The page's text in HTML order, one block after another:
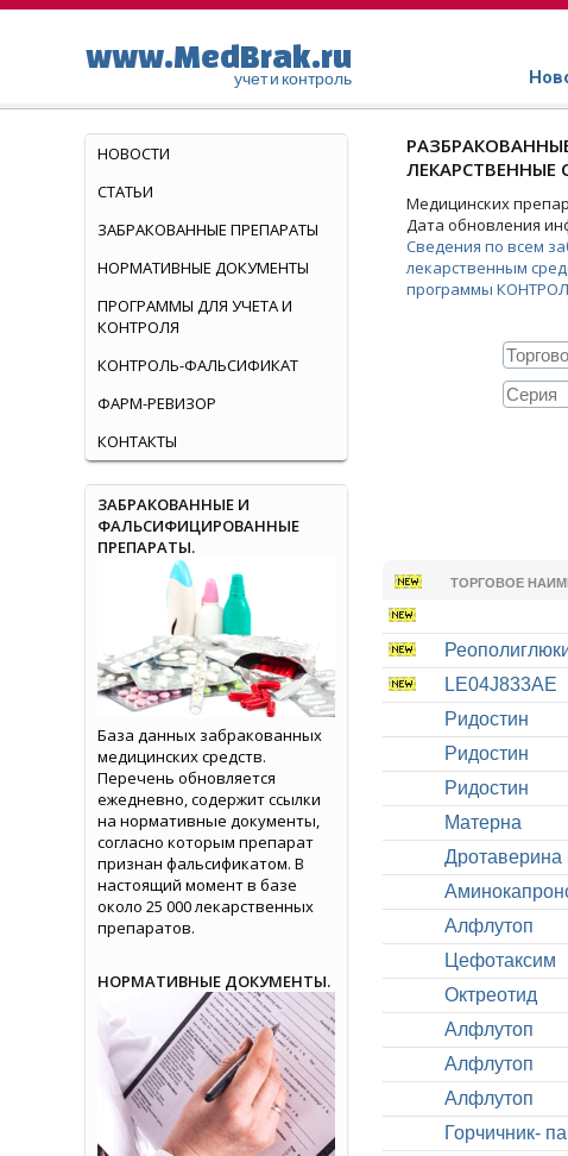
www.MedBrak.ru
учет и контроль
ЛЕКАРСТВЕННЫЕ
Медицинских
Дата обновления
Сведения по всем
лекарственным
программы
ТОРГОВОЕ
LE04J833AE
Ридостин
Ридостин
Ридостин
Матерна
Дротаверина
Алфлутоп
Цефотаксим
Октреотид
Алфлутоп
Алфлутоп
Алфлутоп
Горчичник-
НОВОСТИ
СТАТЬИ
ЗАБРАКОВАННЫЕ ПРЕПАРАТЫ
НОРМАТИВНЫЕ ДОКУМЕНТЫ
ПРОГРАММЫ ДЛЯ УЧЕТА И
КОНТРОЛЯ
КОНТРОЛЬ-ФАЛЬСИФИКАТ
ФАРМ-РЕВИЗОР
КОНТАКТЫ
ЗАБРАКОВАННЫЕ И
ФАЛЬСИФИЦИРОВАННЫЕ
ПРЕПАРАТЫ.
База данных забракованных
медицинских средств.
Перечень обновляется
ежедневно, содержит ссылки
на нормативные документы,
согласно которым препарат
признан фальсификатом. В
настоящий момент в базе
около 25 000 лекарственных
препаратов.
НОРМАТИВНЫЕ ДОКУМЕНТЫ.